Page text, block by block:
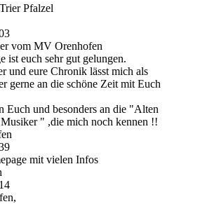
Pfalzel
vom MV Orenhofen
ist euch sehr gut gelungen.
und eure Chronik lässt mich als
gerne an die schöne Zeit mit Euch
Euch und besonders an die "Alten
" ,die mich noch kennen !!
mit vielen Infos